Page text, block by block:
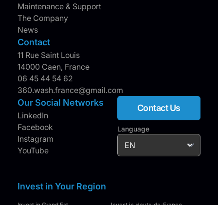
Maintenance & Support
The Company
News
Contact
11 Rue Saint Louis
14000 Caen, France
06 45 44 54 62
360.wash.france@gmail.com
Our Social Networks
LinkedIn
Facebook
Instagram
YouTube
Contact Us
Language
Invest in Your Region